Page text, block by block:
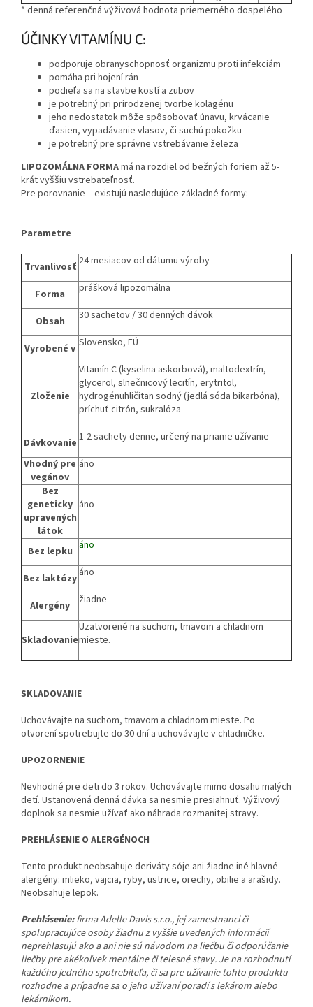
* denná referenčná výživová hodnota priemerného dospelého
ÚČINKY VITAMÍNU C:
podporuje obranyschopnosť organizmu proti infekciám
pomáha pri hojení rán
podieľa sa na stavbe kostí a zubov
je potrebný pri prirodzenej tvorbe kolagénu
jeho nedostatok môže spôsobovať únavu, krvácanie
ďasien, vypadávanie vlasov, či suchú pokožku
je potrebný pre správne vstrebávanie železa
LIPOZOMÁLNA FORMAmá na rozdiel od bežných foriem až 5-
krát vyššiu vstrebateľnosť.
Pre porovnanie – existujú nasledujúce základné formy:
Parametre
Trvanlivosť 24 mesiacov od dátumu výroby
Forma prášková lipozomálna
Obsah 30 sachetov / 30 denných dávok
Vyrobené v Slovensko, EÚ
Zloženie
Vitamín C (kyselina askorbová), maltodextrín,
glycerol, slnečnicový lecitín, erytritol,
hydrogénuhličitan sodný (jedlá sóda bikarbóna),
príchuť citrón, sukralóza
Dávkovanie 1-2 sachety denne, určený na priame užívanie
Vhodný pre
vegánov
áno
Bez
geneticky
upravených
látok
áno
Bez lepku áno
Bez laktózy áno
Alergény žiadne
Skladovanie
Uzatvorené na suchom, tmavom a chladnom
mieste.
SKLADOVANIE
Uchovávajte na suchom, tmavom a chladnom mieste. Po
otvorení spotrebujte do 30 dní a uchovávajte v chladničke.
UPOZORNENIE
Nevhodné pre deti do 3 rokov. Uchovávajte mimo dosahu malých
detí. Ustanovená denná dávka sa nesmie presiahnuť. Výživový
doplnok sa nesmie užívať ako náhrada rozmanitej stravy.
PREHLÁSENIE O ALERGÉNOCH
Tento produkt neobsahuje deriváty sóje ani žiadne iné hlavné
alergény: mlieko, vajcia, ryby, ustrice, orechy, obilie a arašidy.
Neobsahuje lepok.
Prehlásenie:firma Adelle Davis s.r.o., jej zamestnanci či
spolupracujúce osoby žiadnu z vyššie uvedených informácií
neprehlasujú ako a ani nie sú návodom na liečbu či odporúčanie
liečby pre akékoľvek mentálne či telesné stavy. Je na rozhodnutí
každého jedného spotrebiteľa, či sa pre užívanie tohto produktu
rozhodne a prípadne sa o jeho užívaní poradí s lekárom alebo
lekárnikom.